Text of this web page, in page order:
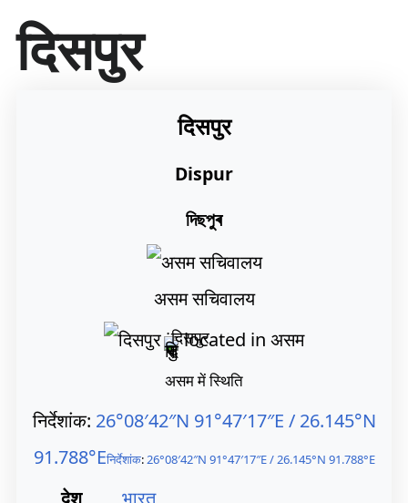
म
ग्री
प
दिसपुर
दिसपुर
Dispur
দিছপুৰ
असम सचिवालय
दिसपुर
असम में स्थिति
निर्देशांक: 26°08′42″N 91°47′17″E / 26.145°N
91.788°Eनिर्देशांक:26°08′42″N 91°47′17″E/26.145°N 91.788°E
देश
भारत